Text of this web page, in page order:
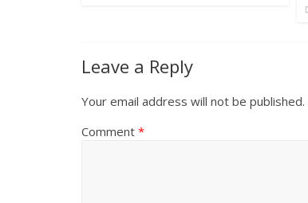
Leave a Reply
Your email address will not be published.
Comment *